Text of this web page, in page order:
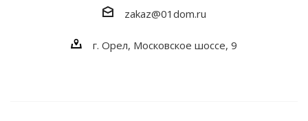
zakaz@01dom.ru
г. Орел, Московское шоссе, 9